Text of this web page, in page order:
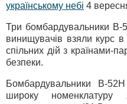
українському небі 4
Три бомбардувальники В-
винищувачів взяли курс
спільних дій з країнами-
безпеки.
Бомбардувальники B-
широку номенклатуру